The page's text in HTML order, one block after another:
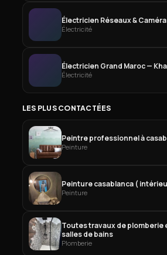
Électricien Réseaux &
Électricité
Électricien Grand Maroc —
Électricité
LES PLUS CONTACTÉES
Peintre professionnel à
Peinture
Peinture casablanca (
Peinture
Toutes travaux de plomberie
salles de bains
Plomberie